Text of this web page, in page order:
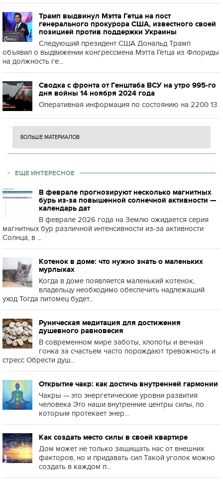
Трамп выдвинул Мэтта Гетца на пост
генерального прокурора США, известного своей
позицией против поддержки Украины
Следующий президент США Дональд Трамп
объявил о выдвижении конгрессмена Мэтта Гетца из Флориды
на должность ге...
Сводка с фронта от Генштаба ВСУ на утро 995-го
дня войны 14 ноября 2024 года
Оперативная информация по состоянию на 2200 13
БОЛЬШЕ МАТЕРИАЛОВ
ЕЩЕ ИНТЕРЕСНОЕ
В феврале прогнозируют несколько магнитных
бурь из-за повышенной солнечной активности —
календарь дат
В феврале 2026 года на Землю ожидается серия
магнитных бур различной интенсивности из-за активности
Солнца, в ...
Котенок в доме: что нужно знать о маленьких
мурлыках
Когда в доме появляется маленький котенок,
владельцу необходимо обеспечить надлежащий
уход Тогда питомец будет...
Руническая медитация для достижения
душевного равновесия
В современном мире заботы, хлопоты и вечная
гонка за счастьем часто порождают тревожность и
стресс Обрести душ...
Открытие чакр: как достичь внутренней гармонии
Чакры — это энергетические уровни развития
человека Это наши внутренние центры силы, по
которым протекает энер...
Как создать место силы в своей квартире
Дом может не только защищать нас от внешних
факторов, но и придавать сил Такой уголок можно
создать в каждом п...